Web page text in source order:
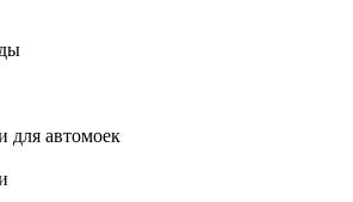
для автомоек